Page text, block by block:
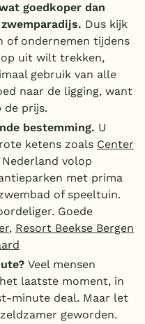
goedkoper dan
Dus kijk
of ondernemen tijdens
op uit wilt trekken,
gebruik van alle
naar de ligging, want
de prijs.
bestemming. U
ketens zoals Center
volop
met prima
of speeltuin.
Goede
, Resort Beekse Bergen
Veel mensen
laatste moment, in
minute deal. Maar let
geworden.